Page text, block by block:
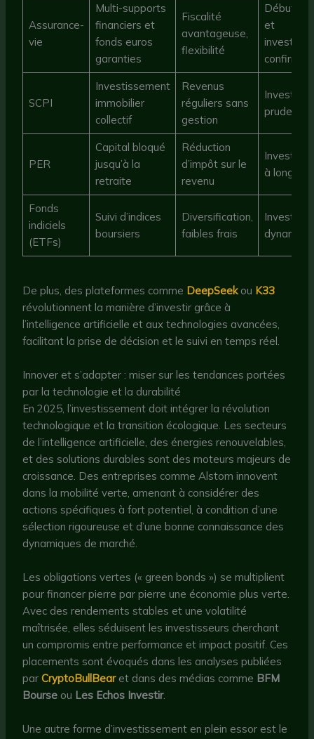
Assurance-
vie
Multi-supports
financiers et
fonds euros
garanties
Fiscalité
avantageuse,
flexibilité
et
confirmés
SCPI
Investissement
immobilier
collectif
Revenus
réguliers sans
gestion
prudents
PER
Capital bloqué
jusqu’à la
retraite
Réduction
d’impôt sur le
revenu
à long
Fonds
indiciels
(ETFs)
Suivi d’indices
boursiers
Diversification,
faibles frais
De plus, des plateformes comme DeepSeekou K33
révolutionnent la manière d’investir grâce à
l’intelligence artificielle et aux technologies avancées,
facilitant la prise de décision et le suivi en temps réel.
Innover et s’adapter : miser sur les tendances portées
par la technologie et la durabilité
En 2025, l’investissement doit intégrer la révolution
technologique et la transition écologique. Les secteurs
de l’intelligence artificielle, des énergies renouvelables,
et des solutions durables sont des moteurs majeurs de
croissance. Des entreprises comme Alstom innovent
dans la mobilité verte, amenant à considérer des
actions spécifiques à fort potentiel, à condition d’une
sélection rigoureuse et d’une bonne connaissance des
dynamiques de marché.
Les obligations vertes (« green bonds ») se multiplient
pour financer pierre par pierre une économie plus verte.
Avec des rendements stables et une volatilité
maîtrisée, elles séduisent les investisseurs cherchant
un compromis entre performance et impact positif. Ces
placements sont évoqués dans les analyses publiées
parCryptoBullBearet dans des médias comme BFM
Bourse ou Les Echos Investir.
Une autre forme d’investissement en plein essor est le